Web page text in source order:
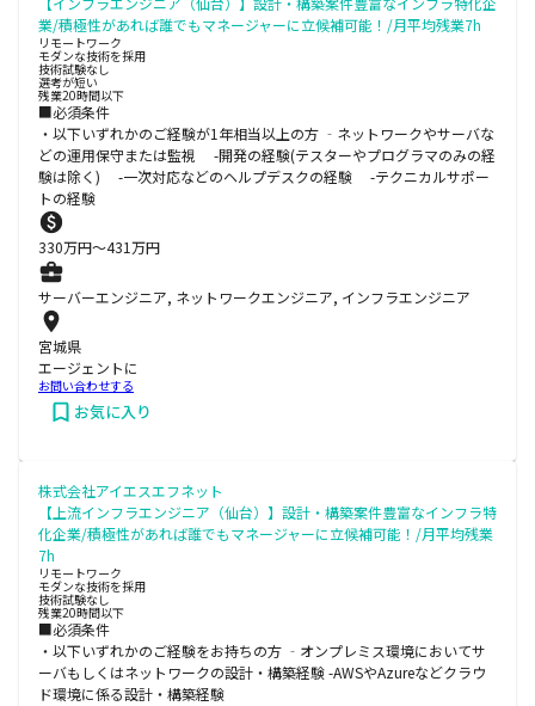
業/積極性があれば誰でもマネージャーに立候補可能！/月平均残業7h
リモートワーク
モダンな技術を採用
技術試験なし
選考が短い
残業20時間以下
■必須条件
・以下いずれかのご経験が1年相当以上の方 ‐ネットワークやサーバな
どの運用保守または監視 -開発の経験(テスターやプログラマのみの経
験は除く) -一次対応などのヘルプデスクの経験 -テクニカルサポー
トの経験
330万円〜431万円
サーバーエンジニア, ネットワークエンジニア, インフラエンジニア
宮城県
エージェントに
お問い合わせする
お気に入り
株式会社アイエスエフネット
【上流インフラエンジニア（仙台）】設計・構築案件豊富なインフラ特
化企業/積極性があれば誰でもマネージャーに立候補可能！/月平均残業
7h
リモートワーク
モダンな技術を採用
技術試験なし
残業20時間以下
■必須条件
・以下いずれかのご経験をお持ちの方 ‐オンプレミス環境においてサ
ーバもしくはネットワークの設計・構築経験 -AWSやAzureなどクラウ
ド環境に係る設計・構築経験